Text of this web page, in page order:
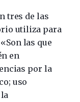
tres de las
utiliza para
las que
en
por la
uso